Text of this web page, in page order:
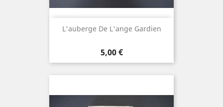
L'auberge De L'ange Gardien
Prix
5,00 €